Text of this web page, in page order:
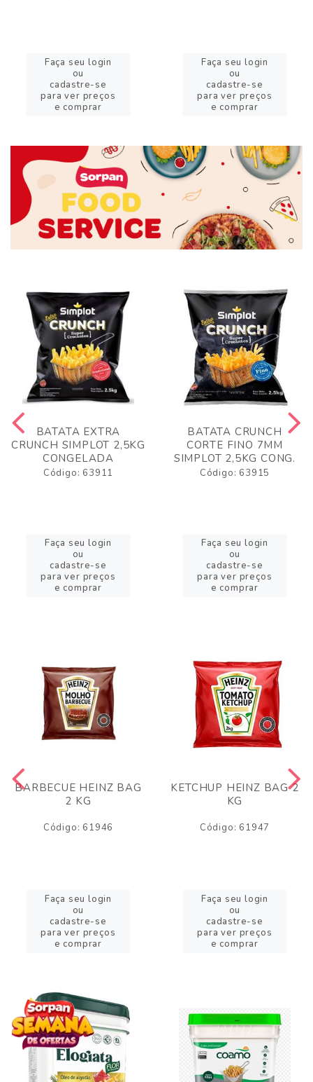
Faça seu login
ou
cadastre-se
para ver preços
e comprar
Faça seu login
ou
cadastre-se
para ver preços
e comprar
BATATA EXTRA
CRUNCH SIMPLOT 2,5KG
CONGELADA
Código: 63911
Faça seu login
ou
cadastre-se
para ver preços
e comprar
BATATA CRUNCH
CORTE FINO 7MM
SIMPLOT 2,5KG CONG.
Código: 63915
Faça seu login
ou
cadastre-se
para ver preços
e comprar
BARBECUE HEINZ BAG
2 KG
Código: 61946
Faça seu login
ou
cadastre-se
para ver preços
e comprar
KETCHUP HEINZ BAG 2
KG
Código: 61947
Faça seu login
ou
cadastre-se
para ver preços
e comprar